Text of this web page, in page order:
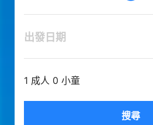
出發日期
1 成人 0 小童
搜尋